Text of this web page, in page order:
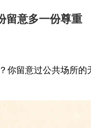
留意多一份尊重
你留意过公共场所